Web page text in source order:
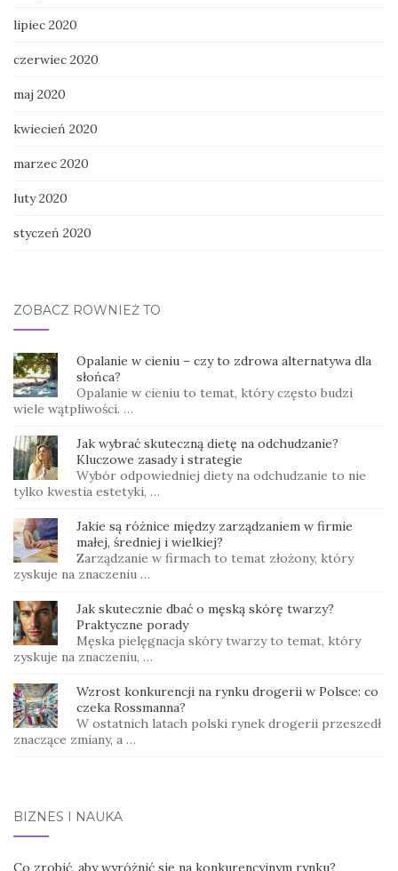
lipiec 2020
czerwiec 2020
maj 2020
kwiecień 2020
marzec 2020
luty 2020
styczeń 2020
ZOBACZ RÓWNIEŻ TO
Opalanie w cieniu – czy to zdrowa alternatywa dla
słońca?
Opalanie w cieniu to temat, który często budzi
wiele wątpliwości. …
Jak wybrać skuteczną dietę na odchudzanie?
Kluczowe zasady i strategie
Wybór odpowiedniej diety na odchudzanie to nie
tylko kwestia estetyki, …
Jakie są różnice między zarządzaniem w firmie
małej, średniej i wielkiej?
Zarządzanie w firmach to temat złożony, który
zyskuje na znaczeniu …
Jak skutecznie dbać o męską skórę twarzy?
Praktyczne porady
Męska pielęgnacja skóry twarzy to temat, który
zyskuje na znaczeniu, …
Wzrost konkurencji na rynku drogerii w Polsce: co
czeka Rossmanna?
W ostatnich latach polski rynek drogerii przeszedł
znaczące zmiany, a …
BIZNES I NAUKA
Co zrobić, aby wyróżnić się na konkurencyjnym rynku?